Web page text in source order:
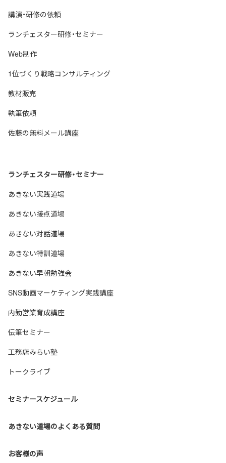
講演・研修の依頼
ランチェスター研修・セミナー
Web制作
1位づくり戦略コンサルティング
教材販売
執筆依頼
佐藤の無料メール講座
ランチェスター研修・セミナー
あきない実践道場
あきない接点道場
あきない対話道場
あきない特訓道場
あきない早朝勉強会
SNS動画マーケティング実践講座
内勤営業育成講座
伝筆セミナー
工務店みらい塾
トークライブ
セミナースケジュール
あきない道場のよくある質問
お客様の声